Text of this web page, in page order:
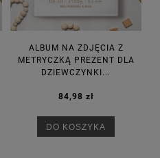
ALBUM NA ZDJĘCIA Z
METRYCZKĄ PREZENT DLA
DZIEWCZYNKI...
84,98 zł
DO KOSZYKA